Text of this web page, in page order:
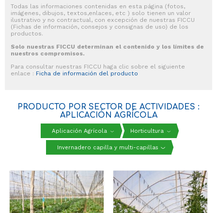
Todas las informaciones contenidas en esta página (fotos,
imágenes, dibujos, textos,enlaces, etc ) solo tienen un valor
ilustrativo y no contractual, con excepción de nuestras FICCU
(Fichas de información, consejos y consignas de uso) de los
productos.
Solo nuestras FICCU determinan el contenido y los límites de
nuestros compromisos.
Para consultar nuestras FICCU haga clic sobre el siguiente
enlace : Ficha de información del producto
PRODUCTO POR SECTOR DE ACTIVIDADES :
APLICACIÓN AGRÍCOLA
Aplicación Agrícola Horticultura
Invernadero capilla y multi-capillas